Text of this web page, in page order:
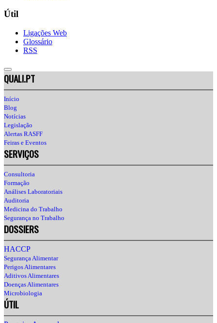
Útil
Ligações Web
Glossário
RSS
QUALI.PT
Início
Blog
Notícias
Legislação
Alertas RASFF
Feiras e Eventos
SERVIÇOS
Consultoria
Formação
Análises Laboratoriais
Auditoria
Medicina do Trabalho
Segurança no Trabalho
DOSSIERS
HACCP
Segurança Alimentar
Perigos Alimentares
Aditivos Alimentares
Doenças Alimentares
Microbiologia
ÚTIL